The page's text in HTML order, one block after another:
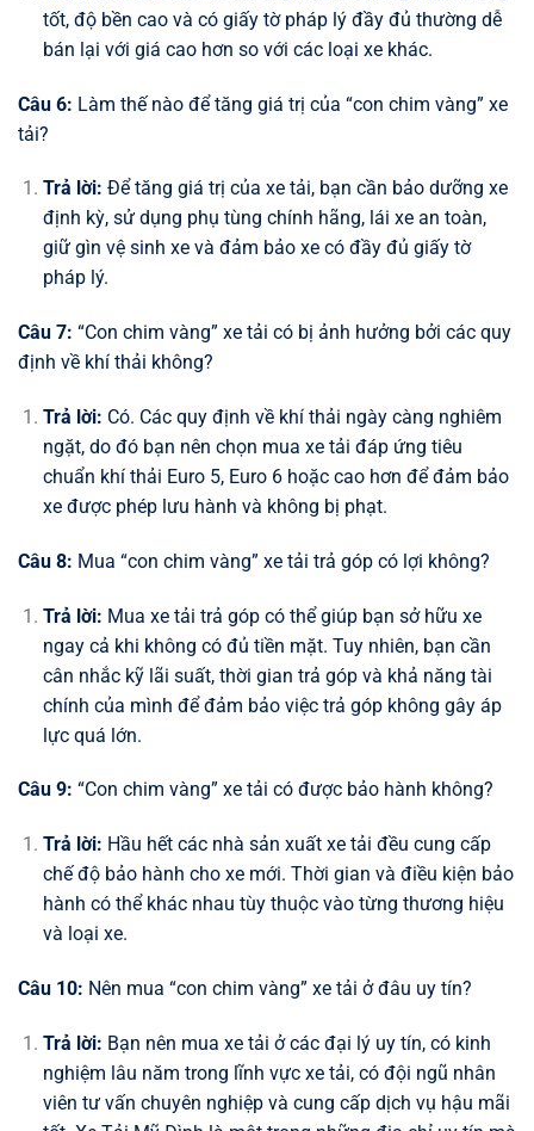
tốt, độ bền cao và có giấy tờ pháp lý đầy đủ thường dễ
bán lại với giá cao hơn so với các loại xe khác.
Câu 6: Làm thế nào để tăng giá trị của “con chim vàng” xe
tải?
Trả lời: Để tăng giá trị của xe tải, bạn cần bảo dưỡng xe
định kỳ, sử dụng phụ tùng chính hãng, lái xe an toàn,
giữ gìn vệ sinh xe và đảm bảo xe có đầy đủ giấy tờ
pháp lý.
Câu 7: “Con chim vàng” xe tải có bị ảnh hưởng bởi các quy
định về khí thải không?
Trả lời: Có. Các quy định về khí thải ngày càng nghiêm
ngặt, do đó bạn nên chọn mua xe tải đáp ứng tiêu
chuẩn khí thải Euro 5, Euro 6 hoặc cao hơn để đảm bảo
xe được phép lưu hành và không bị phạt.
Câu 8: Mua “con chim vàng” xe tải trả góp có lợi không?
Trả lời: Mua xe tải trả góp có thể giúp bạn sở hữu xe
ngay cả khi không có đủ tiền mặt. Tuy nhiên, bạn cần
cân nhắc kỹ lãi suất, thời gian trả góp và khả năng tài
chính của mình để đảm bảo việc trả góp không gây áp
lực quá lớn.
Câu 9: “Con chim vàng” xe tải có được bảo hành không?
Trả lời: Hầu hết các nhà sản xuất xe tải đều cung cấp
chế độ bảo hành cho xe mới. Thời gian và điều kiện bảo
hành có thể khác nhau tùy thuộc vào từng thương hiệu
và loại xe.
Câu 10: Nên mua “con chim vàng” xe tải ở đâu uy tín?
Trả lời: Bạn nên mua xe tải ở các đại lý uy tín, có kinh
nghiệm lâu năm trong lĩnh vực xe tải, có đội ngũ nhân
viên tư vấn chuyên nghiệp và cung cấp dịch vụ hậu mãi